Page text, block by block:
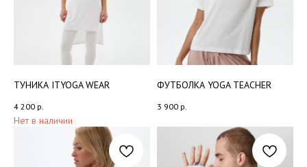
ТУНИКА ITYOGA WEAR
4 200 р.
Нет в наличии
ФУТБОЛКА YOGA TEACHER
3 900 р.
ITY WEAR
+7 (925) 903-13-45